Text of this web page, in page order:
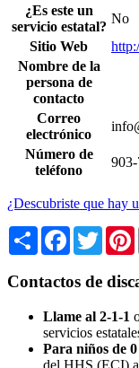
¿Es este un
servicio estatal?
No
Sitio Web
Nombre de la
persona de
contacto
Correo
electrónico
Número de
teléfono
¿Descubriste que hay
Share Facebook
Twitter
Contactos de
Llame al 2-1-1
servicios
Para niños de
del HHS (ECI)